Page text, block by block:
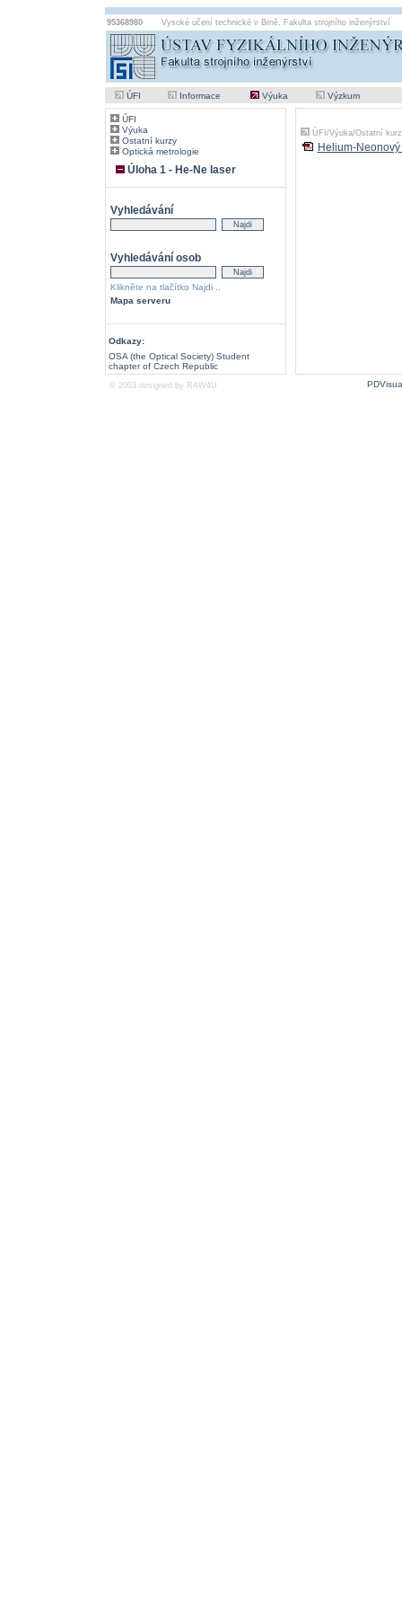
95368980 Vysoké učení technické v Brně, Fakulta strojního inženýrství
ÚFI Informace Výuka Výzkum
ÚFI
Výuka
Ostatní kurzy
Optická metrologie
Úloha 1 - He-Ne laser
Vyhledávání
Vyhledávání osob
Klikněte na tlačítko Najdi ..
Mapa serveru
Odkazy:
OSA (the Optical Society) Student
chapter of Czech Republic
ÚFI /Výuka/Ostatní
Helium-
© 2003 designed by RAW4U